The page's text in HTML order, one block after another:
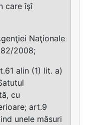
care îşî
Naţionale
2008;
alin (1) lit. a)
cu
art.9
unele măsuri